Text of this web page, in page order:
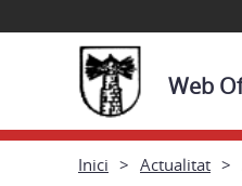
Web
Inici Actualitat